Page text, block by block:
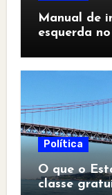
Manual de
esquerda
Política
O que o
classe